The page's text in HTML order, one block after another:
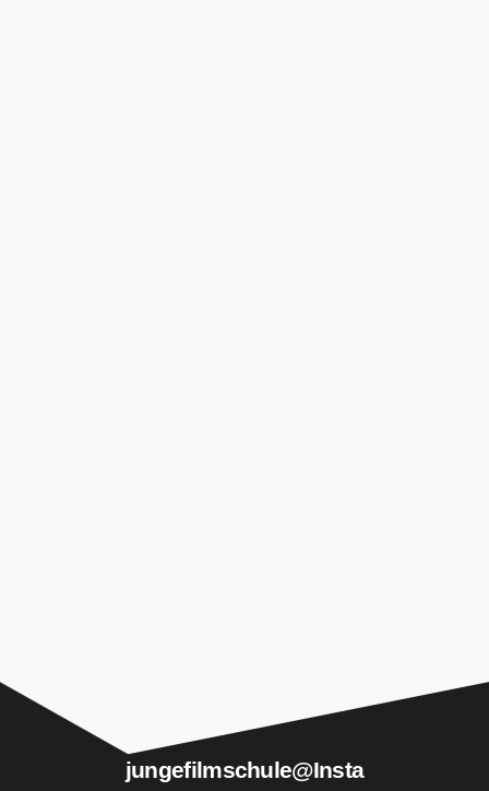
jungefilmschule­@Insta